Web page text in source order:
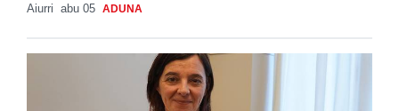
Aiurri abu 05 ADUNA